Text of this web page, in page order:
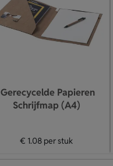
Gerecycelde Papieren
Schrijfmap (A4)
€ 1.08 per stuk